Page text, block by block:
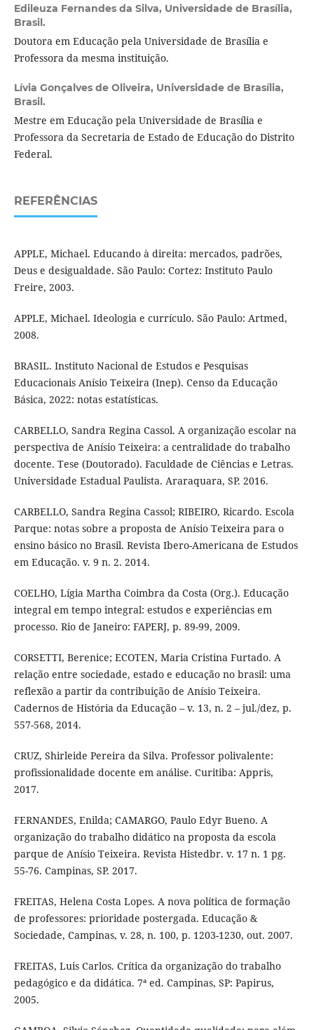
Edileuza Fernandes da Silva, Universidade de Brasília,
Brasil.
Doutora em Educação pela Universidade de Brasília e
Professora da mesma instituição.
Lívia Gonçalves de Oliveira, Universidade de Brasília,
Brasil.
Mestre em Educação pela Universidade de Brasília e
Professora da Secretaria de Estado de Educação do Distrito
Federal.
REFERÊNCIAS
APPLE, Michael. Educando à direita: mercados, padrões,
Deus e desigualdade. São Paulo: Cortez: Instituto Paulo
Freire, 2003.
APPLE, Michael. Ideologia e currículo. São Paulo: Artmed,
2008.
BRASIL. Instituto Nacional de Estudos e Pesquisas
Educacionais Anísio Teixeira (Inep). Censo da Educação
Básica, 2022: notas estatísticas.
CARBELLO, Sandra Regina Cassol. A organização escolar na
perspectiva de Anísio Teixeira: a centralidade do trabalho
docente. Tese (Doutorado). Faculdade de Ciências e Letras.
Universidade Estadual Paulista. Araraquara, SP. 2016.
CARBELLO, Sandra Regina Cassol; RIBEIRO, Ricardo. Escola
Parque: notas sobre a proposta de Anísio Teixeira para o
ensino básico no Brasil. Revista Ibero-Americana de Estudos
em Educação. v. 9 n. 2. 2014.
COELHO, Lígia Martha Coimbra da Costa (Org.). Educação
integral em tempo integral: estudos e experiências em
processo. Rio de Janeiro: FAPERJ, p. 89-99, 2009.
CORSETTI, Berenice; ECOTEN, Maria Cristina Furtado. A
relação entre sociedade, estado e educação no brasil: uma
reflexão a partir da contribuição de Anísio Teixeira.
Cadernos de História da Educação – v. 13, n. 2 – jul./dez, p.
557-568, 2014.
CRUZ, Shirleide Pereira da Silva. Professor polivalente:
profissionalidade docente em análise. Curitiba: Appris,
2017.
FERNANDES, Enilda; CAMARGO, Paulo Edyr Bueno. A
organização do trabalho didático na proposta da escola
parque de Anísio Teixeira. Revista Histedbr. v. 17 n. 1 pg.
55-76. Campinas, SP. 2017.
FREITAS, Helena Costa Lopes. A nova política de formação
de professores: prioridade postergada. Educação &
Sociedade, Campinas, v. 28, n. 100, p. 1203-1230, out. 2007.
FREITAS, Luis Carlos. Crítica da organização do trabalho
pedagógico e da didática. 7ª ed. Campinas, SP: Papirus,
2005.